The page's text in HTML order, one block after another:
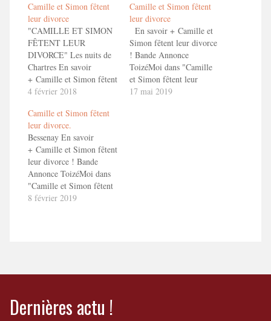
Camille et Simon fêtent
leur divorce
"CAMILLE ET SIMON
FÊTENT LEUR
DIVORCE" Les nuits de
Chartres En savoir
+ Camille et Simon fêtent
leur divorce ! Bande
"Camille et Simon fêtent
leur divorce"
4 février 2018
Camille et Simon fêtent
leur divorce
En savoir + Camille et
Simon fêtent leur divorce
! Bande Annonce
ToizéMoi dans "Camille
et Simon fêtent leur
divorce"
17 mai 2019
Camille et Simon fêtent
leur divorce.
Bessenay En savoir
+ Camille et Simon fêtent
leur divorce ! Bande
Annonce ToizéMoi dans
"Camille et Simon fêtent
leur divorce"
8 février 2019
Dernières actu !